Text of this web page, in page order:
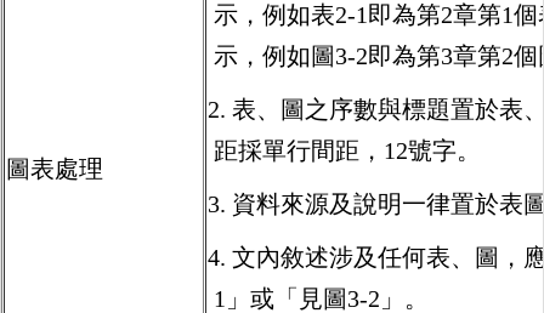
圖表處理
示，例如表2-1即為第2章第1
示，例如圖3-2即為第3章第2
2. 表、圖之序數與標題置於
距採單行間距，12號字。
3. 資料來源及說明一律置於表
4. 文內敘述涉及任何表、圖
1」或「見圖3-2」。